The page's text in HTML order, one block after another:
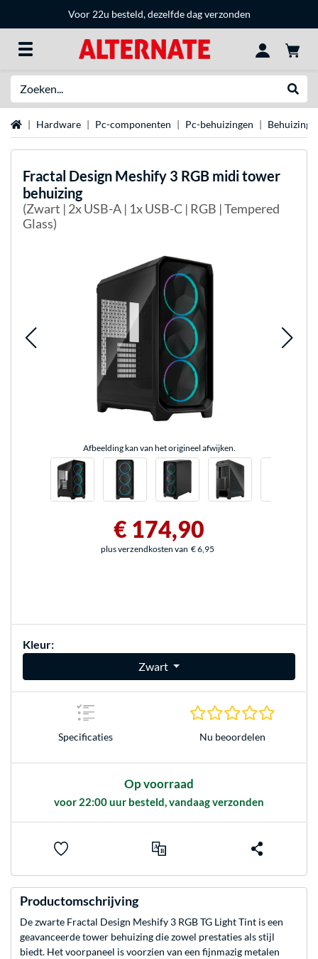
Voor 22u besteld, dezelfde dag verzonden
Home Hardware Pc-componenten Pc-behuizingen Behuizing
Fractal Design Meshify 3 RGB midi tower
behuizing
(Zwart | 2x USB-A | 1x USB-C | RGB | Tempered
Glass)
Afbeelding kan van het origineel afwijken.
€ 174,90
plus verzendkosten van € 6,95
Kleur:
Zwart
Specificaties Nu beoordelen
Op voorraad
voor 22:00 uur besteld, vandaag verzonden
Productomschrijving
De zwarte Fractal Design Meshify 3 RGB TG Light Tint is een
geavanceerde tower behuizing die zowel prestaties als stijl
biedt. Het voorpaneel is voorzien van een fijnmazig metalen